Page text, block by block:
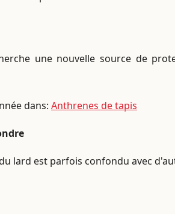
une nouvelle source de
dans: Anthrenes de tapis
lard est parfois confondu avec